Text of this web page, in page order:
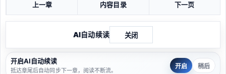
上一章 内容目录 下一页
AI自动续读 关闭
开启AI自动续读
抵达章尾后自动同步下一章，阅读不断流。
开启 稍后